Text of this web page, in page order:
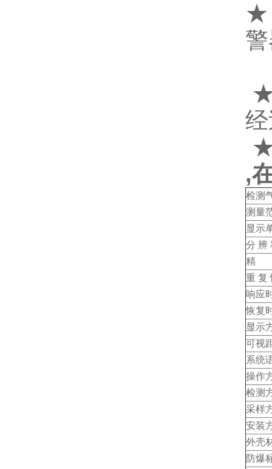
★
★
★
,
检测
测量
显示
分 辨
精
重 复
响应
恢复
显示
可视
系统
操作
检测
采样
安装
外壳
防爆